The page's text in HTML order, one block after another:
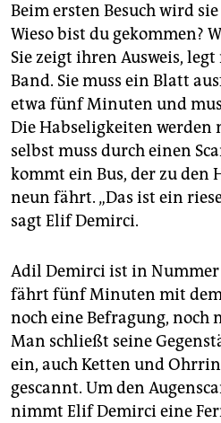
Beim ersten Besuch wird
Wieso bist du gekommen?
Sie zeigt ihren Ausweis,
Band. Sie muss ein Blatt
etwa fünf Minuten und
Die Habseligkeiten werden
selbst muss durch einen
kommt ein Bus, der zu den
neun fährt. „Das ist ein
sagt Elif Demirci.
Adil Demirci ist in
fährt fünf Minuten mit dem
noch eine Befragung, noch
Man schließt seine
ein, auch Ketten und
gescannt. Um den
nimmt Elif Demirci eine